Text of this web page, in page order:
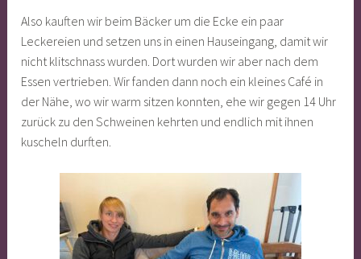
Also kauften wir beim Bäcker um die Ecke ein paar
Leckereien und setzen uns in einen Hauseingang, damit wir
nicht klitschnass wurden. Dort wurden wir aber nach dem
Essen vertrieben. Wir fanden dann noch ein kleines Café in
der Nähe, wo wir warm sitzen konnten, ehe wir gegen 14 Uhr
zurück zu den Schweinen kehrten und endlich mit ihnen
kuscheln durften.